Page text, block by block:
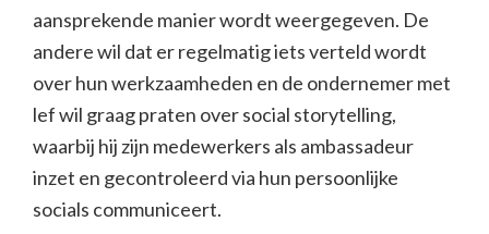
aansprekende manier wordt weergegeven. De
andere wil dat er regelmatig iets verteld wordt
over hun werkzaamheden en de ondernemer met
lef wil graag praten over social storytelling,
waarbij hij zijn medewerkers als ambassadeur
inzet en gecontroleerd via hun persoonlijke
socials communiceert.